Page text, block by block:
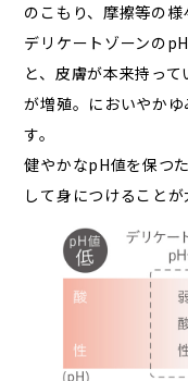
のこもり、摩擦等の様
デリケートゾーンの
と、皮膚が本来持っ
が増殖。においやか
す。
健やかなpH値を保つ
して身につけることが